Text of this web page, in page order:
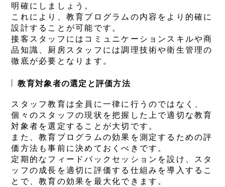
明確にしましょう。
これにより、教育プログラムの内容をより的確に
設計することが可能です。
接客スタッフにはコミュニケーションスキルや商
品知識、厨房スタッフには調理技術や衛生管理の
徹底が必要となります。
教育対象者の選定と評価方法
スタッフ教育は全員に一律に行うのではなく、
個々のスタッフの現状を把握した上で適切な教育
対象者を選定することが大切です。
また、教育プログラムの効果を測定するための評
価方法も事前に決めておくべきです。
定期的なフィードバックセッションを設け、スタ
ッフの成長を適切に評価する仕組みを導入するこ
とで、教育の効果を最大化できます。